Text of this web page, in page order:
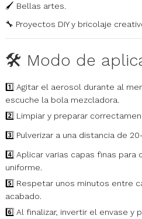
🖌️ Bellas artes.
🔧 Proyectos DIY y bricolaje
🛠️ Modo de
1️⃣ Agitar el aerosol durante al
escuche la bola mezcladora.
2️⃣ Limpiar y preparar
3️⃣ Pulverizar a una distancia de
4️⃣ Aplicar varias capas finas para
uniforme.
5️⃣ Respetar unos minutos entre
acabado.
6️⃣ Al finalizar, invertir el envase y